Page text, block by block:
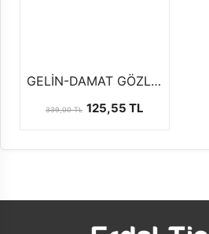
GELİN-DAMAT GÖZLÜK
339,00 TL 125,55 TL